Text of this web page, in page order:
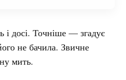
і досі. Точніше — згадує
не бачила. Звичне
мить.